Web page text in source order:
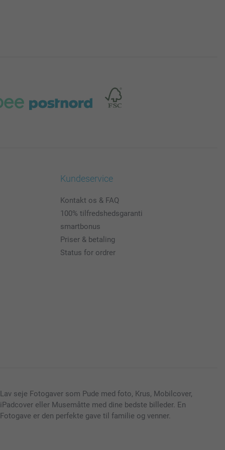
Kundeservice
Kontakt os & FAQ
100% tilfredshedsgaranti
smartbonus
Priser & betaling
Status for ordrer
Lav seje Fotogaver som Pude med foto, Krus, Mobilcover,
iPadcover eller Musemåtte med dine bedste billeder. En
Fotogave er den perfekte gave til familie og venner.